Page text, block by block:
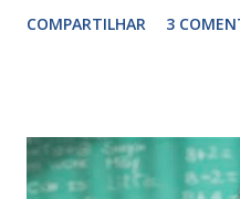
exercitação. E encontrar a
sempre as intervenções
isso ressalta trabalho.
COMPARTILHAR 3